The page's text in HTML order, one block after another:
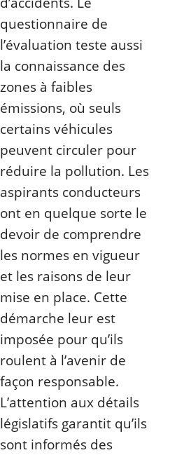
questionnaire de
l’évaluation teste aussi
la connaissance des
zones à faibles
émissions, où seuls
certains véhicules
peuvent circuler pour
réduire la pollution. Les
aspirants conducteurs
ont en quelque sorte le
devoir de comprendre
les normes en vigueur
et les raisons de leur
mise en place. Cette
démarche leur est
imposée pour qu’ils
roulent à l’avenir de
façon responsable.
L’attention aux détails
législatifs garantit qu’ils
sont informés des